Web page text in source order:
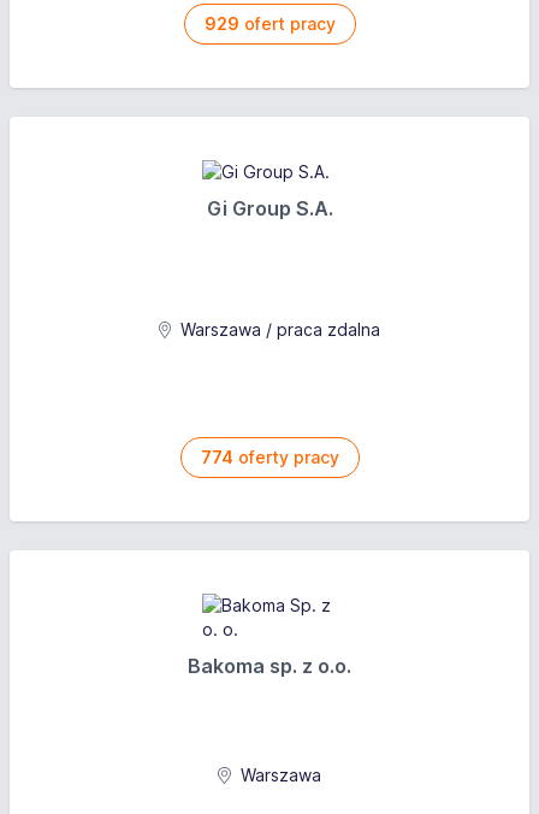
929 ofert pracy
Gi Group S.A.
Warszawa / praca zdalna
774 oferty pracy
Bakoma sp. z o.o.
Warszawa